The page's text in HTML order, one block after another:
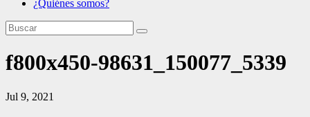
¿Quiénes somos?
f800x450-98631_150077_5339
Jul 9, 2021